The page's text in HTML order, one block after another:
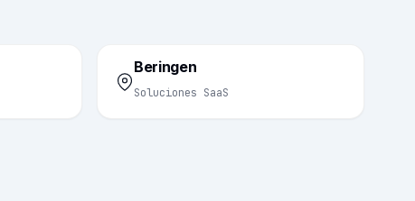
Beringen
Soluciones SaaS